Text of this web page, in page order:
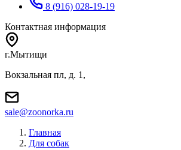
8 (916) 028-19-19
Контактная информация
г.Мытищи
Вокзальная пл, д. 1,
sale@zoonorka.ru
Главная
Для собак